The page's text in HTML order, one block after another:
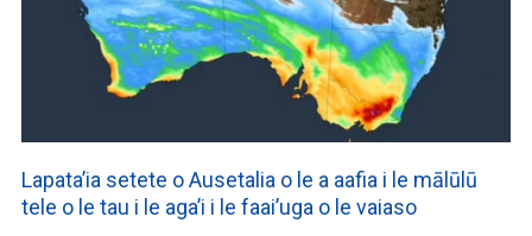
Lapata’ia setete o Ausetalia o le a aafia i le mālūlū
tele o le tau i le aga’i i le faai’uga o le vaiaso